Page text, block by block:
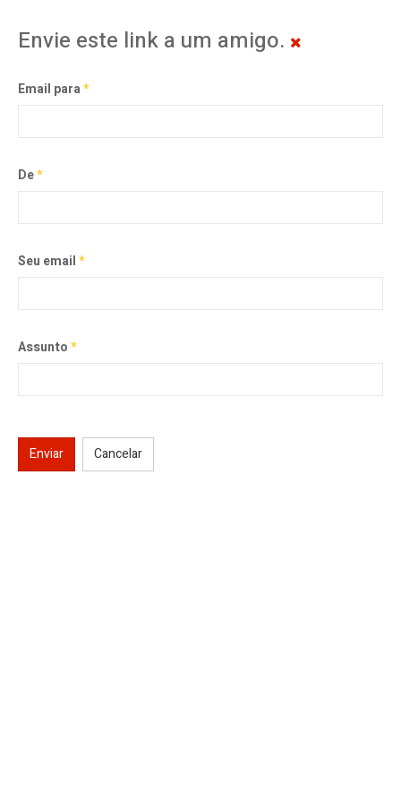
Envie este link a um amigo.
Email para*
De*
Seu email*
Assunto*
Enviar Cancelar